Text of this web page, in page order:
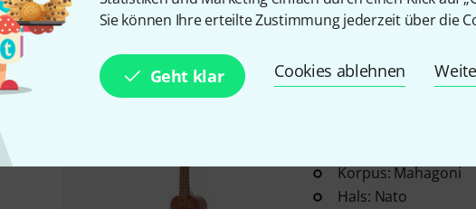
Sie können Ihre erteilte Zustimmung jederzeit über die
Geht klar Cookies ablehnen
Boden & Zargen:
Sofort lieferbar
Korpus: Mahagoni
Hals: Nato